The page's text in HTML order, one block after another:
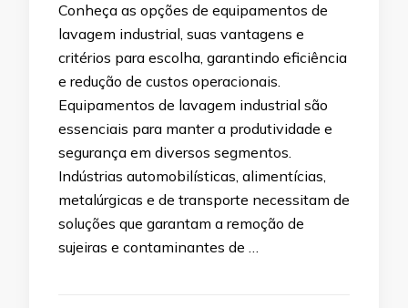
Conheça as opções de equipamentos de
lavagem industrial, suas vantagens e
critérios para escolha, garantindo eficiência
e redução de custos operacionais.
Equipamentos de lavagem industrial são
essenciais para manter a produtividade e
segurança em diversos segmentos.
Indústrias automobilísticas, alimentícias,
metalúrgicas e de transporte necessitam de
soluções que garantam a remoção de
sujeiras e contaminantes de …